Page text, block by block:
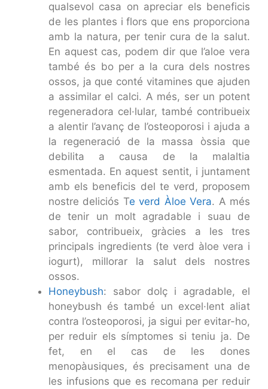
qualsevol casa on apreciar els beneficis
de les plantes i flors que ens proporciona
amb la natura, per tenir cura de la salut.
En aquest cas, podem dir que l’aloe vera
també és bo per a la cura dels nostres
ossos, ja que conté vitamines que ajuden
a assimilar el calci. A més, ser un potent
regeneradora cel·lular, també contribueix
a alentir l’avanç de l’osteoporosi i ajuda a
la regeneració de la massa òssia que
debilita a causa de la malaltia
esmentada. En aquest sentit, i juntament
amb els beneficis del te verd, proposem
nostre deliciós Te verd Àloe Vera. A més
de tenir un molt agradable i suau de
sabor, contribueix, gràcies a les tres
principals ingredients (te verd àloe vera i
iogurt), millorar la salut dels nostres
ossos.
Honeybush: sabor dolç i agradable, el
honeybush és també un excel·lent aliat
contra l’osteoporosi, ja sigui per evitar-ho,
per reduir els símptomes si teniu ja. De
fet, en el cas de les dones
menopàusiques, és precisament una de
les infusions que es recomana per reduir